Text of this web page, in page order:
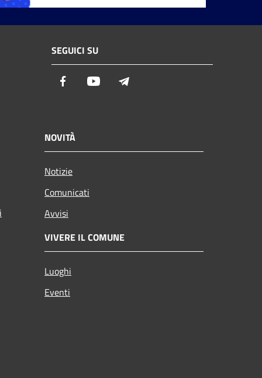
SEGUICI SU
Facebook Youtube
NOVITÀ
Notizie
Comunicati
Avvisi
VIVERE IL COMUNE
Luoghi
Eventi